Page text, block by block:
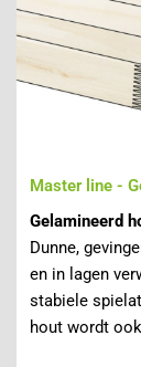
Master line -
Gelamineerd
Dunne,
en in lagen
stabiele
hout wordt